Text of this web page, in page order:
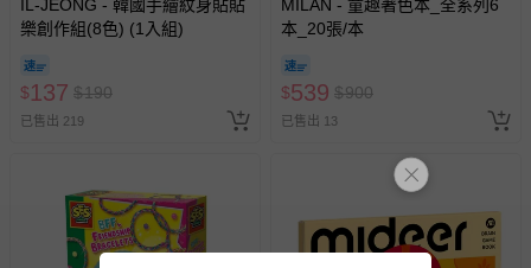
與服務，謝謝。
針對滿件折/滿額贈…等活動，如因部份退貨，而該訂單保
留商品未達活動門檻，將以原價計算，活動贈品亦需一併退
部分商品依據消費者保護法的規定，不適用七天鑑賞期/猶
豫期範圍：
易於腐敗、保存期限較短或解約時即將逾期（例如生鮮
IL-JEONG - 韓國手繪紋身貼貼
樂創作組(8色) (1入組)
$137 $190
已售出 219
MILAN - 童趣著色本_全系列6
本_20張/本
$539 $900
已售出 13